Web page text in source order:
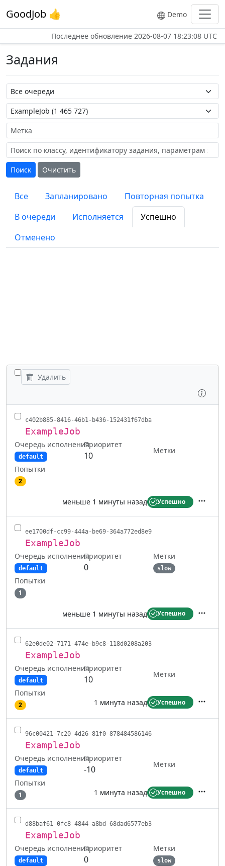
GoodJob 👍 Demo
Последнее обновление 2026-08-07 18:23:08 UTC
Задания
Название очереди
Название задания
Метка
Поиск
Очистить
Все Запланировано
Повторная попытка
В очереди
Исполняется
Успешно
Отменено
ПЕРЕКЛЮЧИТЬ ВСЕ ЗАДАНИЯ
Удалить
c402b885-8416-46b1-b436-152431f67dba
ExampleJob
Очередь исполнения
default
Приоритет
10
Метки
Попытки
2
меньше 1 минуты назад Успешно
ee1700df-cc99-444a-be69-364a772ed8e9
ExampleJob
Очередь исполнения
default
Приоритет
0
Метки
slow
Попытки
1
меньше 1 минуты назад Успешно
62e0de02-7171-474e-b9c8-118d0208a203
ExampleJob
Очередь исполнения
default
Приоритет
10
Метки
Попытки
2 1 минута назад Успешно
96c00421-7c20-4d26-81f0-878484586146
ExampleJob
Очередь исполнения
default
Приоритет
-10
Метки
Попытки
1 1 минута назад Успешно
d88baf61-0fc8-4844-a8bd-68dad6577eb3
ExampleJob
Очередь исполнения
default
Приоритет
0
Метки
slow